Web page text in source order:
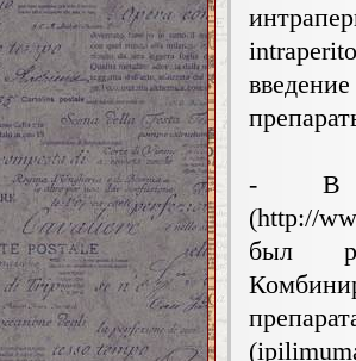
- В
(http://
был